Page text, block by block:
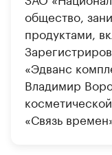
общество,
продуктами,
«Эдванс
Владимир
«Связь